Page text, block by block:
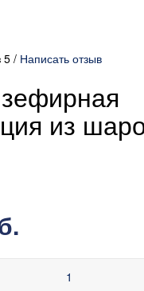
5 / Написать отзыв
из